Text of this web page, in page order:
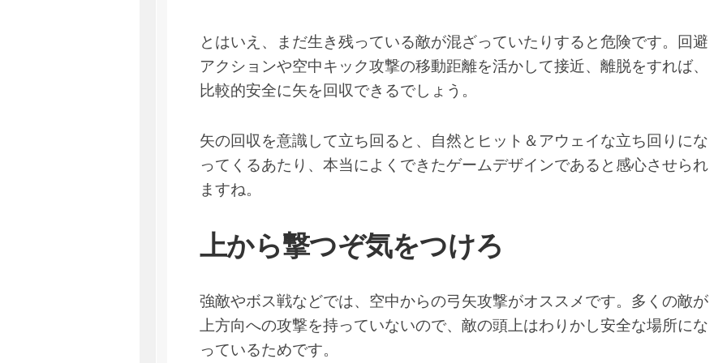
とはいえ、まだ生き残っている敵が混ざっていたりすると危険です。回避
アクションや空中キック攻撃の移動距離を活かして接近、離脱をすれば、
比較的安全に矢を回収できるでしょう。
矢の回収を意識して立ち回ると、自然とヒット＆アウェイな立ち回りにな
ってくるあたり、本当によくできたゲームデザインであると感心させられ
ますね。
上から撃つぞ気をつけろ
強敵やボス戦などでは、空中からの弓矢攻撃がオススメです。多くの敵が
上方向への攻撃を持っていないので、敵の頭上はわりかし安全な場所にな
っているためです。